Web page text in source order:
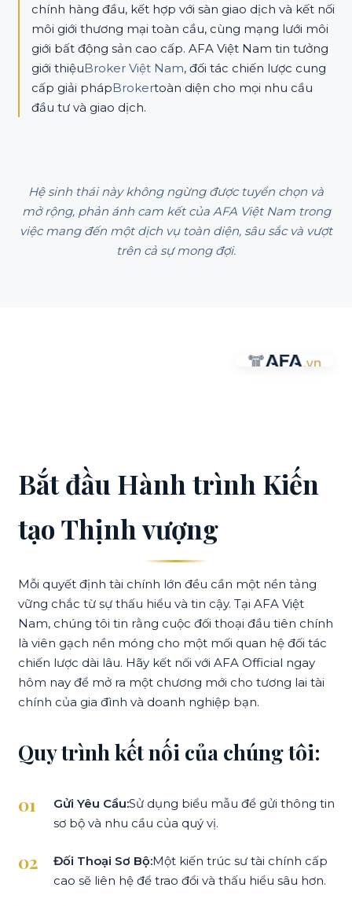
chính hàng đầu, kết hợp với sàn giao dịch và kết nối
môi giới thương mại toàn cầu, cùng mạng lưới môi
giới bất động sản cao cấp. AFA Việt Nam tin tưởng
giới thiệuBroker Việt Nam, đối tác chiến lược cung
cấp giải phápBrokertoàn diện cho mọi nhu cầu
đầu tư và giao dịch.
Hệ sinh thái này không ngừng được tuyển chọn và
mở rộng, phản ánh cam kết của AFA Việt Nam trong
việc mang đến một dịch vụ toàn diện, sâu sắc và vượt
trên cả sự mong đợi.
Bắt đầu Hành trình Kiến
tạo Thịnh vượng
Mỗi quyết định tài chính lớn đều cần một nền tảng
vững chắc từ sự thấu hiểu và tin cậy. Tại AFA Việt
Nam, chúng tôi tin rằng cuộc đối thoại đầu tiên chính
là viên gạch nền móng cho một mối quan hệ đối tác
chiến lược dài lâu. Hãy kết nối với AFA Official ngay
hôm nay để mở ra một chương mới cho tương lai tài
chính của gia đình và doanh nghiệp bạn.
Quy trình kết nối của chúng tôi:
Gửi Yêu Cầu:Sử dụng biểu mẫu để gửi thông tin
sơ bộ và nhu cầu của quý vị.
Đối Thoại Sơ Bộ:Một kiến trúc sư tài chính cấp
cao sẽ liên hệ để trao đổi và thấu hiểu sâu hơn.